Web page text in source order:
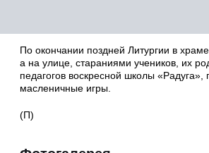
По окончании поздней Литургии в
а на улице, стараниями учеников, их
педагогов воскресной школы
масленичные игры.
(П)